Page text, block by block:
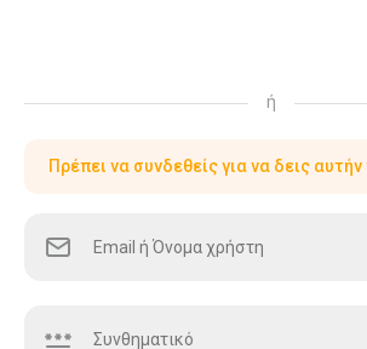
ή
Πρέπει να συνδεθείς για να δεις